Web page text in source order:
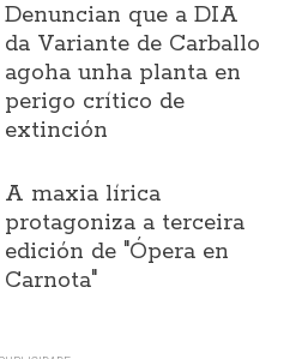
Denuncian que a DIA
da Variante de Carballo
agoha unha planta en
perigo crítico de
extinción
A maxia lírica
protagoniza a terceira
edición de "Ópera en
Carnota"